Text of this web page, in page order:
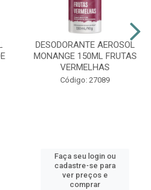
DESODORANTE AEROSOL
MONANGE 150ML FRUTAS
VERMELHAS
Código: 27089
Faça seu login ou
cadastre-se para
ver preços e
comprar